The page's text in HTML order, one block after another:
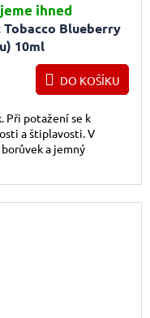
Tobacco Blueberry
10ml
ihned
DO KOŠÍKU
Při potažení se k
a štiplavosti. V
a jemný